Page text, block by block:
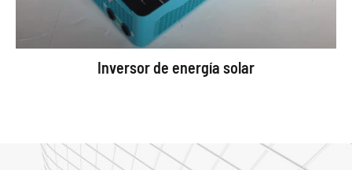
Inversor de energía solar